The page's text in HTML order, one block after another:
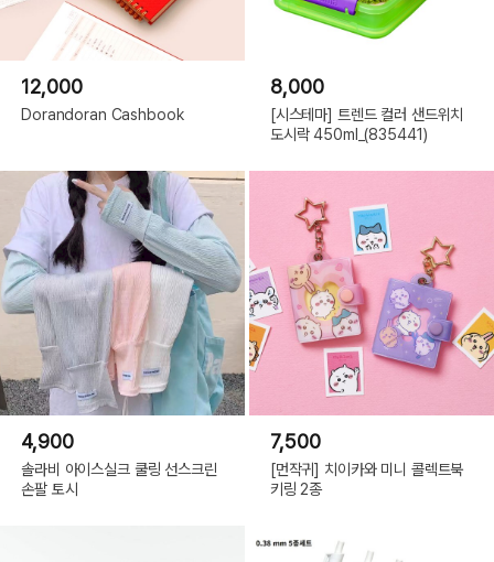
12,000
Dorandoran Cashbook
8,000
[시스테마] 트렌드 컬러 샌드위치
도시락 450ml_(835441)
4,900
솔라비 아이스실크 쿨링 선스크린
손팔 토시
7,500
[먼작귀] 치이카와 미니 콜렉트북
키링 2종